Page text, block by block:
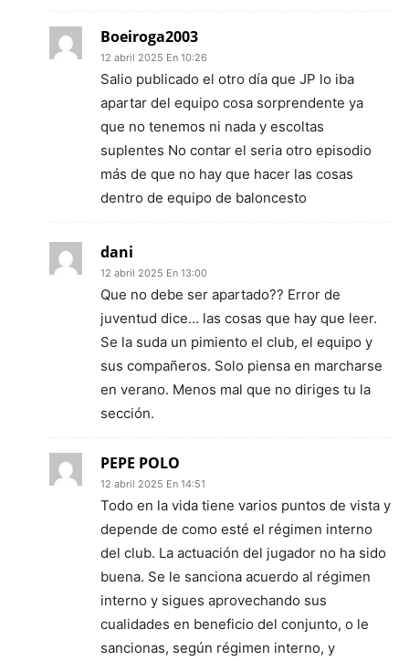
Boeiroga2003
12 abril 2025 En 10:26
Salio publicado el otro día que JP lo iba
apartar del equipo cosa sorprendente ya
que no tenemos ni nada y escoltas
suplentes No contar el seria otro episodio
más de que no hay que hacer las cosas
dentro de equipo de baloncesto
dani
12 abril 2025 En 13:00
Que no debe ser apartado?? Error de
juventud dice… las cosas que hay que leer.
Se la suda un pimiento el club, el equipo y
sus compañeros. Solo piensa en marcharse
en verano. Menos mal que no diriges tu la
sección.
PEPE POLO
12 abril 2025 En 14:51
Todo en la vida tiene varios puntos de vista y
depende de como esté el régimen interno
del club. La actuación del jugador no ha sido
buena. Se le sanciona acuerdo al régimen
interno y sigues aprovechando sus
cualidades en beneficio del conjunto, o le
sancionas, según régimen interno, y